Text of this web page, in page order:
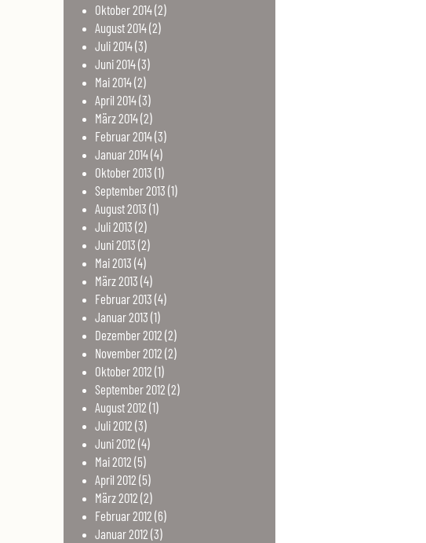
Oktober2014(2)
August2014(2)
Juli2014(3)
Juni2014(3)
Mai2014(2)
April 2014(3)
März2014(2)
Februar2014(3)
Januar2014(4)
Oktober2013 (1)
September2013 (1)
August2013 (1)
Juli2013 (2)
Juni2013 (2)
Mai2013 (4)
März2013 (4)
Februar2013 (4)
Januar2013 (1)
Dezember2012 (2)
November2012 (2)
Oktober2012 (1)
September2012 (2)
August2012 (1)
Juli2012 (3)
Juni2012 (4)
Mai2012 (5)
April 2012 (5)
März2012 (2)
Februar2012 (6)
Januar2012 (3)